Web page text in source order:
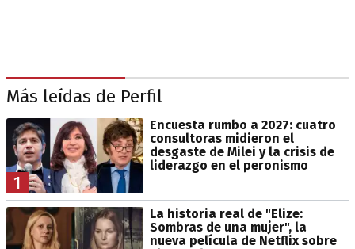
Más leídas de Perfil
1
Encuesta rumbo a 2027: cuatro
consultoras midieron el
desgaste de Milei y la crisis de
liderazgo en el peronismo
La historia real de "Elize:
Sombras de una mujer", la
nueva película de Netflix sobre